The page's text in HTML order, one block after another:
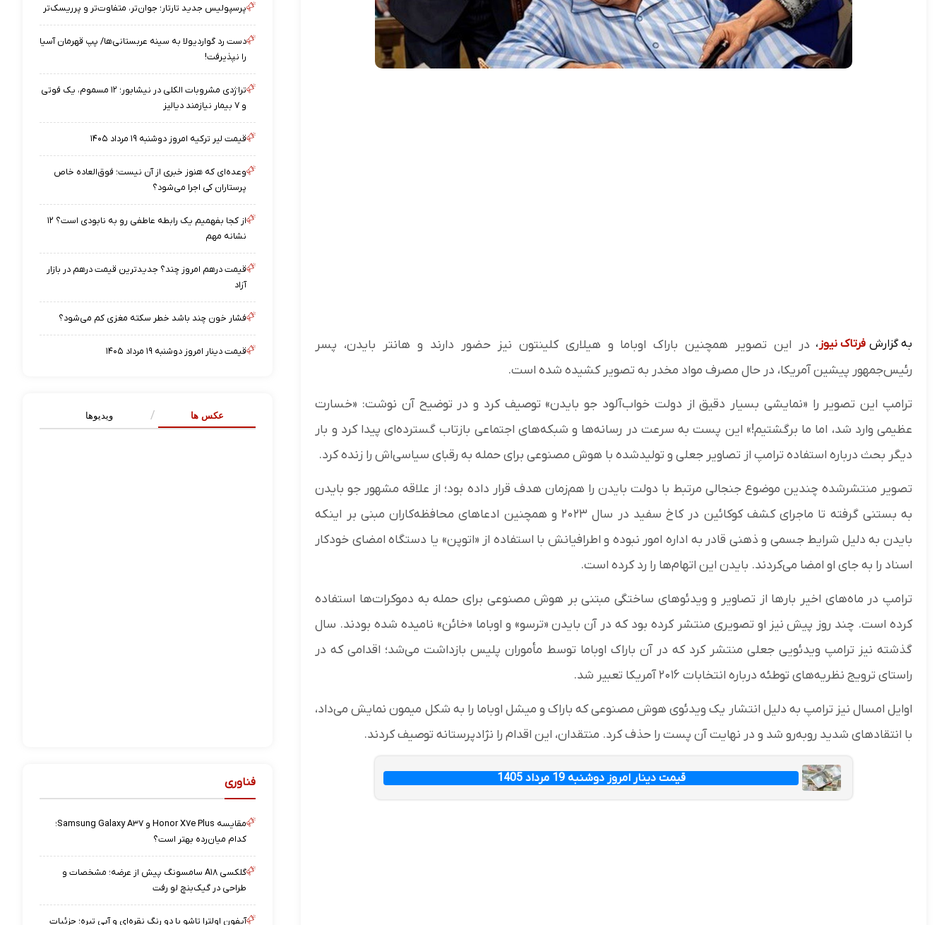
به گزارش فرتاک نیوز ، در این تصویر همچنین باراک اوباما و هیلاری کلینتون نیز حضور دارند و هانتر بایدن، پسر
رئیس‌جمهور پیشین آمریکا، در حال مصرف مواد مخدر به تصویر کشیده شده است.
ترامپ این تصویر را «نمایشی بسیار دقیق از دولت خواب‌آلود جو بایدن» توصیف کرد و در توضیح آن نوشت: «خسارت
عظیمی وارد شد، اما ما برگشتیم!» این پست به سرعت در رسانه‌ها و شبکه‌های اجتماعی بازتاب گسترده‌ای پیدا کرد و بار
دیگر بحث درباره استفاده ترامپ از تصاویر جعلی و تولیدشده با هوش مصنوعی برای حمله به رقبای سیاسی‌اش را زنده کرد.
تصویر منتشرشده چندین موضوع جنجالی مرتبط با دولت بایدن را هم‌زمان هدف قرار داده بود؛ از علاقه مشهور جو بایدن
به بستنی گرفته تا ماجرای کشف کوکائین در کاخ سفید در سال ۲۰۲۳ و همچنین ادعاهای محافظه‌کاران مبنی بر اینکه
بایدن به دلیل شرایط جسمی و ذهنی قادر به اداره امور نبوده و اطرافیانش با استفاده از «اتوپن» یا دستگاه امضای خودکار
اسناد را به جای او امضا می‌کردند. بایدن این اتهام‌ها را رد کرده است.
ترامپ در ماه‌های اخیر بارها از تصاویر و ویدئوهای ساختگی مبتنی بر هوش مصنوعی برای حمله به دموکرات‌ها استفاده
کرده است. چند روز پیش نیز او تصویری منتشر کرده بود که در آن بایدن «ترسو» و اوباما «خائن» نامیده شده بودند. سال
گذشته نیز ترامپ ویدئویی جعلی منتشر کرد که در آن باراک اوباما توسط مأموران پلیس بازداشت می‌شد؛ اقدامی که در
راستای ترویج نظریه‌های توطئه درباره انتخابات ۲۰۱۶ آمریکا تعبیر شد.
اوایل امسال نیز ترامپ به دلیل انتشار یک ویدئوی هوش مصنوعی که باراک و میشل اوباما را به شکل میمون نمایش می‌داد،
با انتقادهای شدید روبه‌رو شد و در نهایت آن پست را حذف کرد. منتقدان، این اقدام را نژادپرستانه توصیف کردند.
قیمت دینار امروز دوشنبه 19 مرداد 1405
پرسپولیس جدید تارتار؛ جوان‌تر، متفاوت‌تر و پرریسک‌تر
دست رد گواردیولا به سینه عربستانی‌ها/ پپ قهرمان آسیا
را نپذیرفت!
تراژدی مشروبات الکلی در نیشابور؛ ۱۲ مسموم، یک فوتی
و ۷ بیمار نیازمند دیالیز
قیمت لیر ترکیه امروز دوشنبه ۱۹ مرداد ۱۴۰۵
وعده‌ای که هنوز خبری از آن نیست؛ فوق‌العاده خاص
پرستاران کی اجرا می‌شود؟
از کجا بفهمیم یک رابطه عاطفی رو به نابودی است؟ ۱۲
نشانه مهم
قیمت درهم امروز چند؟ جدیدترین قیمت درهم در بازار
آزاد
فشار خون چند باشد خطر سکته مغزی کم می‌شود؟
قیمت دینار امروز دوشنبه ۱۹ مرداد ۱۴۰۵
عکس ها ویدیوها
فناوری
مقایسه Honor X۷e Plus و Samsung Galaxy A۳۷؛
کدام میان‌رده بهتر است؟
گلکسی A۱۸ سامسونگ پیش از عرضه؛ مشخصات و
طراحی در گیک‌بنچ لو رفت
آیفون اولترا تاشو با دو رنگ نقره‌ای و آبی تیره؛ جزئیات